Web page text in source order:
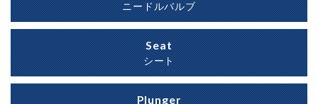
ニードルバルブ
Seat
シート
Plunger